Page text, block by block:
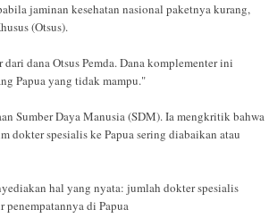
jaminan kesehatan nasional paketnya kurang,
(Otsus).
dana Otsus Pemda. Dana komplementer ini
Papua yang tidak mampu."
Sumber Daya Manusia (SDM). Ia mengkritik bahwa
dokter spesialis ke Papua sering diabaikan atau
hal yang nyata: jumlah dokter spesialis
di Papua